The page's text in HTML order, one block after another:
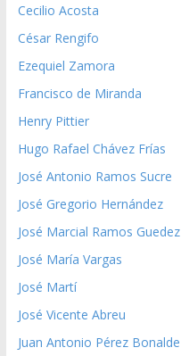
Cecilio Acosta
César Rengifo
Ezequiel Zamora
Francisco de Miranda
Henry Pittier
Hugo Rafael Chávez Frías
José Antonio Ramos Sucre
José Gregorio Hernández
José Marcial Ramos Guedez
José María Vargas
José Martí
José Vicente Abreu
Juan Antonio Pérez Bonalde